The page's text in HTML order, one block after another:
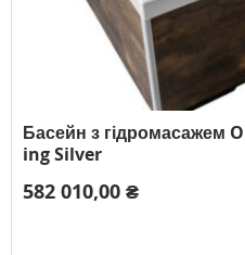
Басейн з гідромасажем
ing Silver
582 010,00 ₴